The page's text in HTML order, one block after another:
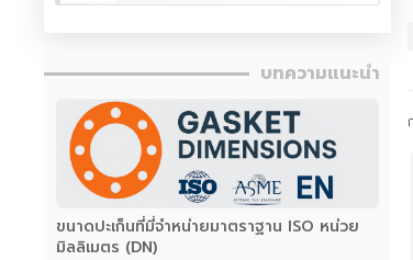
บทความแนะนำ
ขนาดปะเก็นที่มี่จำหน่ายมาตราฐาน ISO หน่วย
มิลลิเมตร (DN)